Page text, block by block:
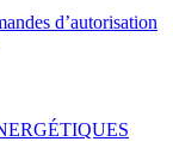
d’autorisation